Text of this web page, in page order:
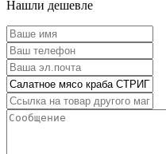
Нашли дешевле